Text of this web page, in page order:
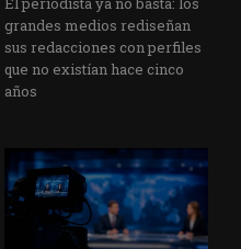
grandes medios rediseñan
sus redacciones con perfiles
que no existían hace cinco
años